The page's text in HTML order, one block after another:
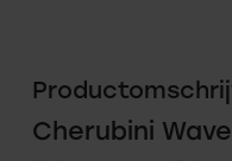
Cherubini